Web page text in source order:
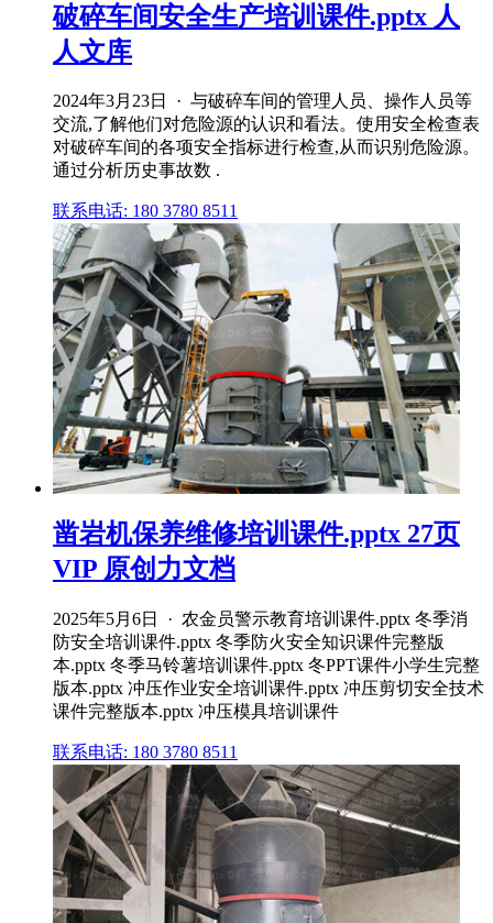
破碎车间安全生产培训课件.pptx 人
人文库
2024年3月23日 · 与破碎车间的管理人员、操作人员等
交流,了解他们对危险源的认识和看法。使用安全检查表
对破碎车间的各项安全指标进行检查,从而识别危险源。
通过分析历史事故数 .
联系电话: 180 3780 8511
凿岩机保养维修培训课件.pptx 27页
VIP 原创力文档
2025年5月6日 · 农金员警示教育培训课件.pptx 冬季消
防安全培训课件.pptx 冬季防火安全知识课件完整版
本.pptx 冬季马铃薯培训课件.pptx 冬PPT课件小学生完整
版本.pptx 冲压作业安全培训课件.pptx 冲压剪切安全技术
课件完整版本.pptx 冲压模具培训课件
联系电话: 180 3780 8511